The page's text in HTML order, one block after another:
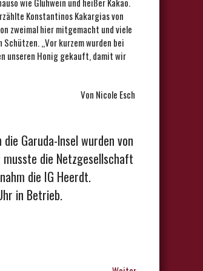
Konstantinos Kakargias von
zweimal hier mitgemacht und viele
,,Vor kurzem wurden bei
unseren Honig gekauft, damit wir
Von Nicole Esch
Garuda-lnsel wurden von
die Netzgesellschaft
die IG Heerdt.
in Betrieb.